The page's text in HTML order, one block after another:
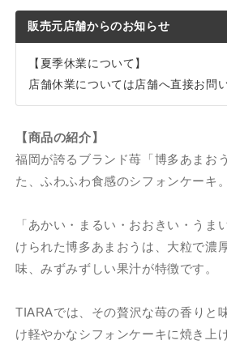
ケ
ー
キ
の
数
量
減
ら
す
ケ
ー
キ
の
数
量
や
す
販売元店舗からのお知らせ
【夏季休業について】
店舗休業については店舗へ直接お問
【商品の紹介】
福岡が誇るブランド苺「博多あまお
た、ふわふわ食感のシフォンケーキ。
「あかい・まるい・おおきい・うま
けられた博多あまおうは、大粒で濃
味、みずみずしい果汁が特徴です。
TIARAでは、その贅沢な苺の香りと
け軽やかなシフォンケーキに焼き上